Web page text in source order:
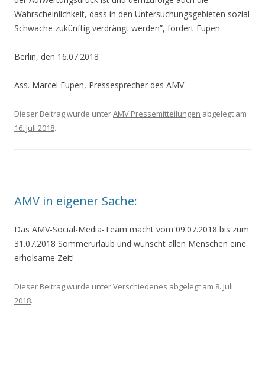
Wahrscheinlichkeit, dass in den Untersuchungsgebieten sozial
Schwache zukünftig verdrängt werden”, fordert Eupen.
Berlin, den 16.07.2018
Ass. Marcel Eupen, Pressesprecher des AMV
Dieser Beitrag wurde unterAMV Pressemitteilungen abgelegt am
16. Juli 2018.
AMV in eigener Sache:
Das AMV-Social-Media-Team macht vom 09.07.2018 bis zum
31.07.2018 Sommerurlaub und wünscht allen Menschen eine
erholsame Zeit!
Dieser Beitrag wurde unterVerschiedenes abgelegt am 8. Juli
2018.